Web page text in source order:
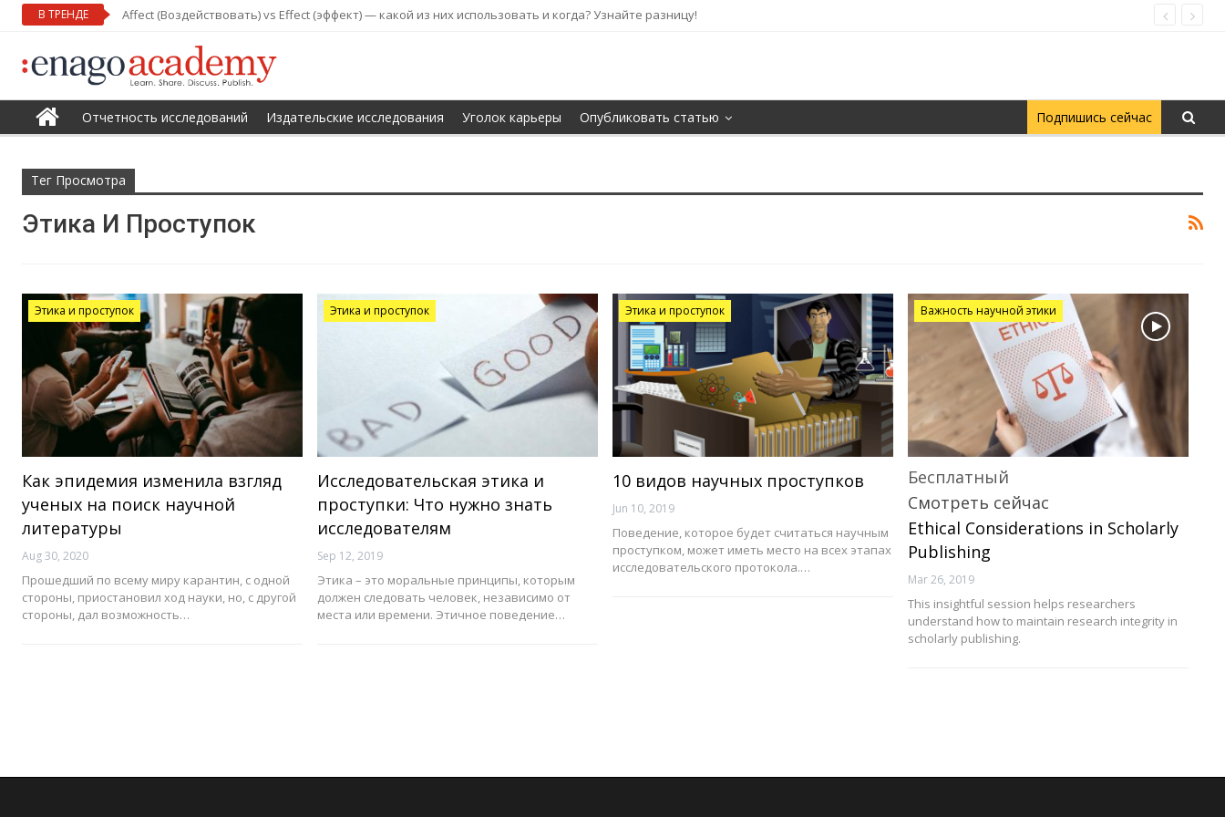
В ТРЕНДЕ Affect (Воздействовать) vs Effect (эффект) — какой из них использовать и когда? Узнайте разницу!
Отчетность исследований Издательские исследования Уголок карьеры Опубликовать статью Подпишись сейчас
Тег Просмотра
Этика И Проступок
Этика и проступок
Как эпидемия изменила взгляд
ученых на поиск научной
литературы
Aug 30, 2020
Прошедший по всему миру карантин, с одной
стороны, приостановил ход науки, но, с другой
стороны, дал возможность…
Этика и проступок
Исследовательская этика и
проступки: Что нужно знать
исследователям
Sep 12, 2019
Этика – это моральные принципы, которым
должен следовать человек, независимо от
места или времени. Этичное поведение…
Этика и проступок
10 видов научных проступков
Jun 10, 2019
Поведение, которое будет считаться научным
проступком, может иметь место на всех этапах
исследовательского протокола.…
Важность научной этики
Бесплатный
Смотреть сейчас
Ethical Considerations in Scholarly
Publishing
Mar 26, 2019
This insightful session helps researchers
understand how to maintain research integrity in
scholarly publishing.